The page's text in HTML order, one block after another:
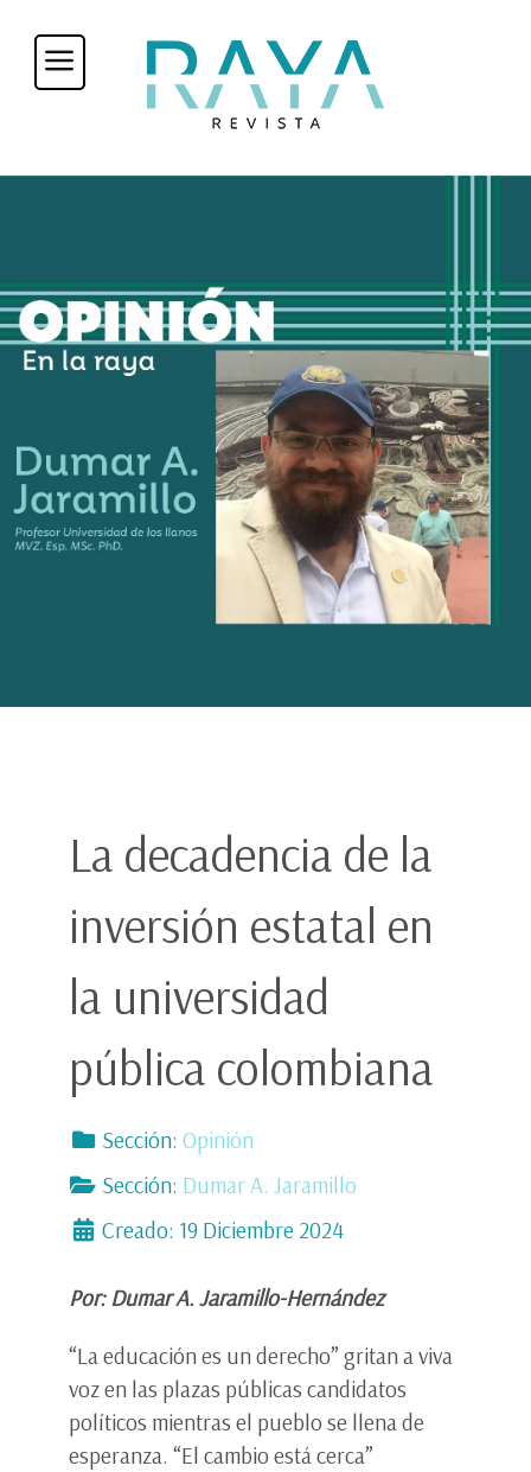
La decadencia de la
inversión estatal en
la universidad
pública colombiana
Sección: Opinión
Sección: Dumar A. Jaramillo
Creado: 19 Diciembre 2024
Por: Dumar A. Jaramillo-Hernández
“La educación es un derecho” gritan a viva
voz en las plazas públicas candidatos
políticos mientras el pueblo se llena de
esperanza. “El cambio está cerca”